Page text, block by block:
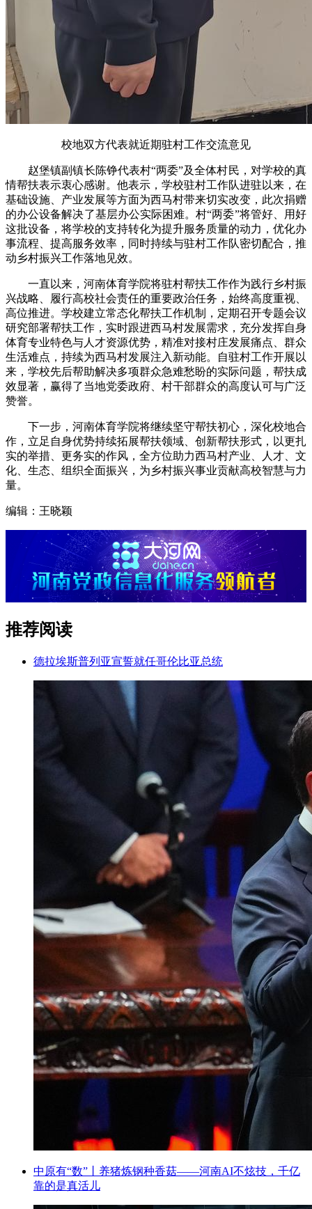
校地双方代表就近期驻村工作交流意见
赵堡镇副镇长陈铮代表村“两委”及全体村民，对学校的真
情帮扶表示衷心感谢。他表示，学校驻村工作队进驻以来，在
基础设施、产业发展等方面为西马村带来切实改变，此次捐赠
的办公设备解决了基层办公实际困难。村“两委”将管好、用好
这批设备，将学校的支持转化为提升服务质量的动力，优化办
事流程、提高服务效率，同时持续与驻村工作队密切配合，推
动乡村振兴工作落地见效。
一直以来，河南体育学院将驻村帮扶工作作为践行乡村振
兴战略、履行高校社会责任的重要政治任务，始终高度重视、
高位推进。学校建立常态化帮扶工作机制，定期召开专题会议
研究部署帮扶工作，实时跟进西马村发展需求，充分发挥自身
体育专业特色与人才资源优势，精准对接村庄发展痛点、群众
生活难点，持续为西马村发展注入新动能。自驻村工作开展以
来，学校先后帮助解决多项群众急难愁盼的实际问题，帮扶成
效显著，赢得了当地党委政府、村干部群众的高度认可与广泛
赞誉。
下一步，河南体育学院将继续坚守帮扶初心，深化校地合
作，立足自身优势持续拓展帮扶领域、创新帮扶形式，以更扎
实的举措、更务实的作风，全方位助力西马村产业、人才、文
化、生态、组织全面振兴，为乡村振兴事业贡献高校智慧与力
量。
编辑：王晓颖
推荐阅读
德拉埃斯普列亚宣誓就任哥伦比亚总统
中原有“数”丨养猪炼钢种香菇——河南AI不炫技，千亿
靠的是真活儿